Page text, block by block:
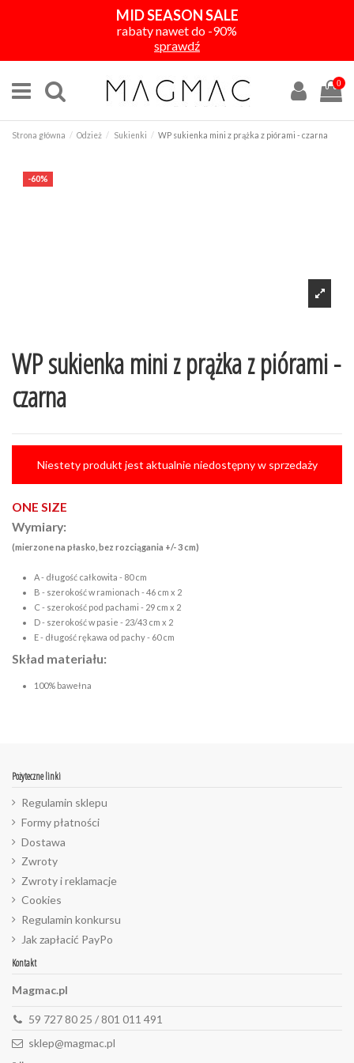
MID SEASON SALE
rabaty nawet do -90%
sprawdź
0
Strona główna Odzież Sukienki WP sukienka mini z prążka z piórami - czarna
-60%
WP sukienka mini z prążka z piórami -
czarna
Niestety produkt jest aktualnie niedostępny w sprzedaży
ONE SIZE
Wymiary:
(mierzone na płasko, bez rozciągania +/- 3 cm)
A - długość całkowita - 80 cm
B - szerokość w ramionach - 46 cm x 2
C - szerokość pod pachami - 29 cm x 2
D - szerokość w pasie - 23/43 cm x 2
E - długość rękawa od pachy - 60 cm
Skład materiału:
100% bawełna
Pożyteczne linki
Regulamin sklepu
Formy płatności
Dostawa
Zwroty
Zwroty i reklamacje
Cookies
Regulamin konkursu
Jak zapłacić PayPo
Kontakt
Magmac.pl
59 727 80 25 / 801 011 491
sklep@magmac.pl